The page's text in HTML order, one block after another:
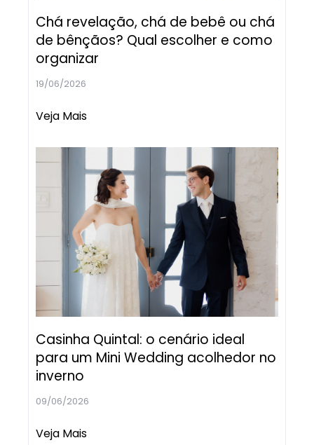
Chá revelação, chá de bebê ou chá
de bênçãos? Qual escolher e como
organizar
19/06/2026
Veja Mais
Casinha Quintal: o cenário ideal
para um Mini Wedding acolhedor no
inverno
09/06/2026
Veja Mais